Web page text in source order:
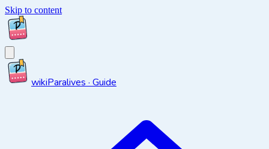
Skip to content
wikiParalives · Guide